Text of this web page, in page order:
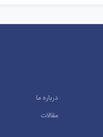
درباره ما
مقالات